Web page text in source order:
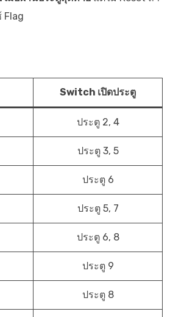
Flag
Switch เปิดประตู
ประตู 2, 4
ประตู 3, 5
ประตู 6
ประตู 5, 7
ประตู 6, 8
ประตู 9
ประตู 8